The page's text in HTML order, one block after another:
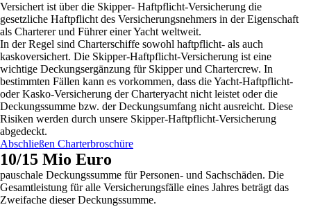
Versichert ist über die Skipper- Haftpflicht-Versicherung die
gesetzliche Haftpflicht des Versicherungsnehmers in der Eigenschaft
als Charterer und Führer einer Yacht weltweit.
In der Regel sind Charterschiffe sowohl haftpflicht- als auch
kaskoversichert. Die Skipper-Haftpflicht-Versicherung ist eine
wichtige Deckungsergänzung für Skipper und Chartercrew. In
bestimmten Fällen kann es vorkommen, dass die Yacht-Haftpflicht-
oder Kasko-Versicherung der Charteryacht nicht leistet oder die
Deckungssumme bzw. der Deckungsumfang nicht ausreicht. Diese
Risiken werden durch unsere Skipper-Haftpflicht-Versicherung
abgedeckt.
Abschließen Charterbroschüre
10/15 Mio Euro
pauschale Deckungssumme für Personen- und Sachschäden. Die
Gesamtleistung für alle Versicherungsfälle eines Jahres beträgt das
Zweifache dieser Deckungssumme.